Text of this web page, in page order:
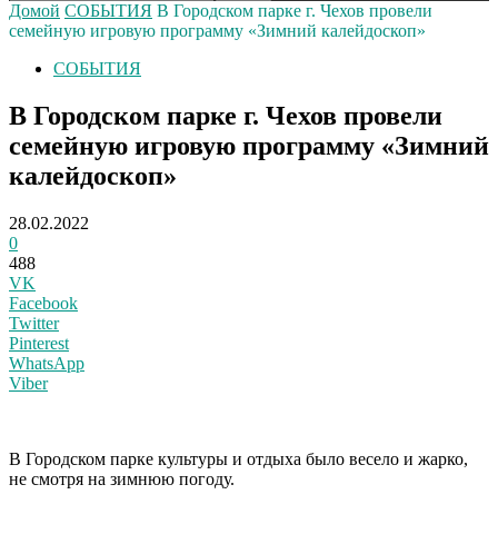
Домой СОБЫТИЯ В Городском парке г. Чехов провели
семейную игровую программу «Зимний калейдоскоп»
СОБЫТИЯ
В Городском парке г. Чехов провели
семейную игровую программу «Зимний
калейдоскоп»
28.02.2022
0
488
VK
Facebook
Twitter
Pinterest
WhatsApp
Viber
В Городском парке культуры и отдыха было весело и жарко,
не смотря на зимнюю погоду.